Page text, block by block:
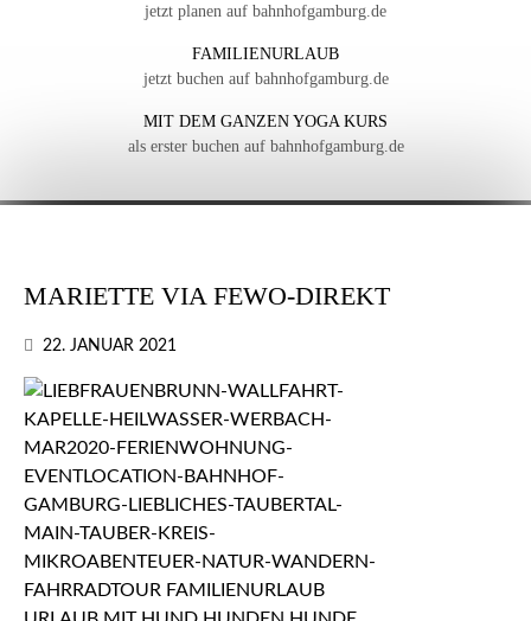
jetzt planen auf bahnhofgamburg.de
FAMILIENURLAUB
jetzt buchen auf bahnhofgamburg.de
MIT DEM GANZEN YOGA KURS
als erster buchen auf bahnhofgamburg.de
MARIETTE VIA FEWO-DIREKT
22. JANUAR 2021